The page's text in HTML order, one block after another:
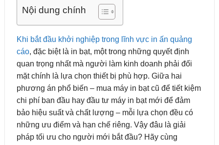
Nội dung chính
Khi bắt đầu khởi nghiệp trong lĩnh vực in ấn quảng
cáo, đặc biệt là in bạt, một trong những quyết định
quan trọng nhất mà người làm kinh doanh phải đối
mặt chính là lựa chọn thiết bị phù hợp. Giữa hai
phương án phổ biến – mua máy in bạt cũ để tiết kiệm
chi phí ban đầu hay đầu tư máy in bạt mới để đảm
bảo hiệu suất và chất lượng – mỗi lựa chọn đều có
những ưu điểm và hạn chế riêng. Vậy đâu là giải
pháp tối ưu cho người mới bắt đầu? Hãy cùng